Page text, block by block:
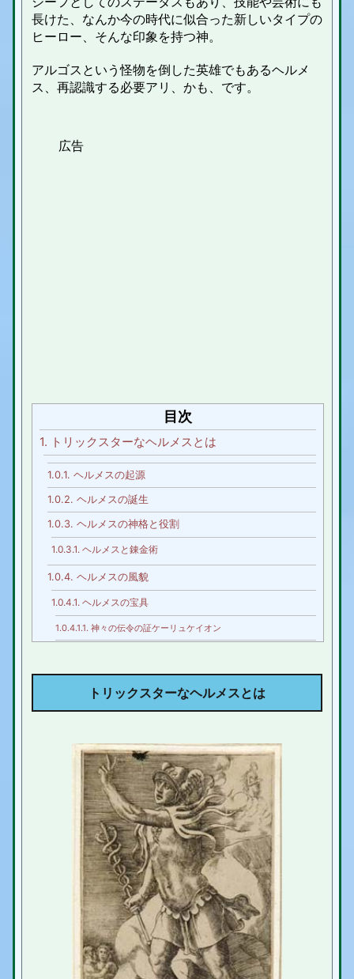
長けた、なんか今の時代に似合った新しいタイプの
ヒーロー、そんな印象を持つ神。
アルゴスという怪物を倒した英雄でもあるヘルメ
ス、再認識する必要アリ、かも、です。
目次
1. トリックスターなヘルメスとは
1.0.1. ヘルメスの起源
1.0.2. ヘルメスの誕生
1.0.3. ヘルメスの神格と役割
1.0.3.1. ヘルメスと錬金術
1.0.4. ヘルメスの風貌
1.0.4.1. ヘルメスの宝具
1.0.4.1.1. 神々の伝令の証ケーリュケイオン
1.1.ヘルメスのエピソード
アルゴス退治の英雄ヘルメス
戦闘能力が増してる？、今時のヘルメス
ヘルメス まとめ
トリックスターなヘルメスとは